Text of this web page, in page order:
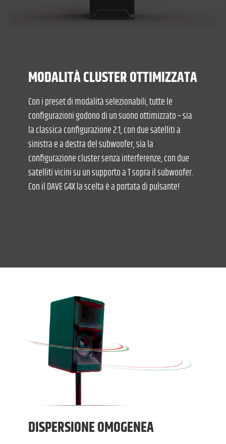
MODALITÀ CLUSTER OTTIMIZZATA
Con i preset di modalità selezionabili, tutte le
configurazioni godono di un suono ottimizzato – sia
la classica configurazione 2.1, con due satelliti a
sinistra e a destra del subwoofer, sia la
configurazione cluster senza interferenze, con due
satelliti vicini su un supporto a T sopra il subwoofer.
Con il DAVE G4X la scelta è a portata di pulsante!
DISPERSIONE OMOGENEA